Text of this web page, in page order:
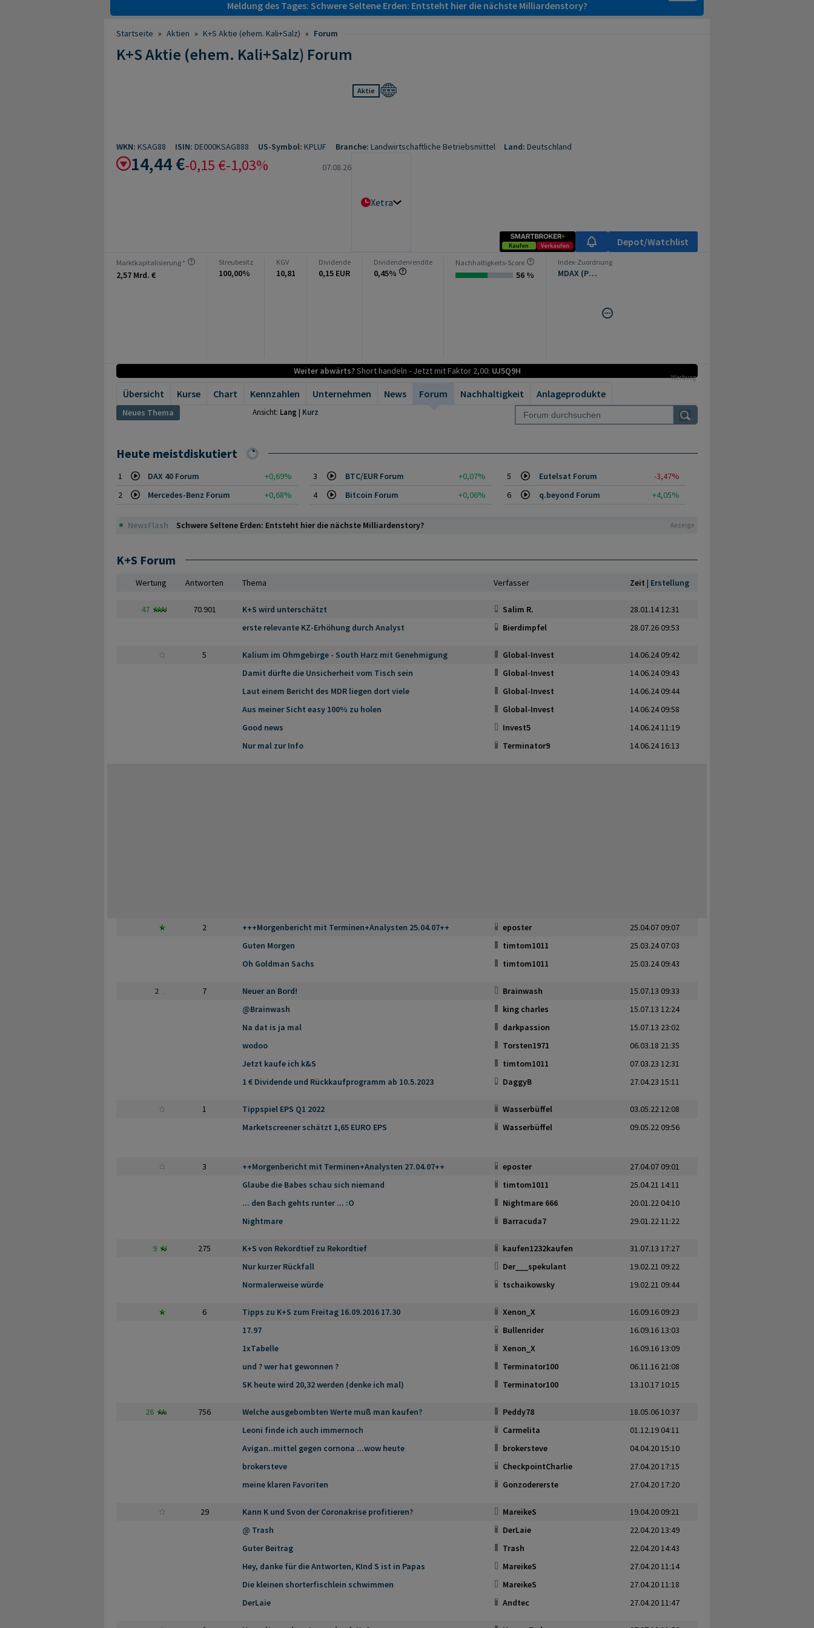
Meldung des Tages: Schwere Seltene Erden: Entsteht hier die nächste Milliardenstory?
Startseite » Aktien » K+S Aktie (ehem. Kali+Salz) » Forum
K+S Aktie (ehem. Kali+Salz) Forum
Aktie
WKN: KSAG88 ISIN: DE000KSAG888 US-Symbol: KPLUF Branche: Landwirtschaftliche Betriebsmittel Land: Deutschland
14,44 €-0,15 €-1,03% 07.08.26
Xetra
Kaufen Verkaufen Depot/Watchlist
Marktkapitalisierung *
2,57 Mrd. €
Streubesitz
100,00%
KGV
10,81
Dividende
0,15 EUR
Dividendenrendite
0,45%
Nachhaltigkeits-Score
56 %
Index-Zuordnung
MDAX (Performance)
Weiter abwärts?Short handeln - Jetzt mit Faktor 2,00: UJ5Q9H
Werbung
Übersicht Kurse Chart Kennzahlen Unternehmen News Forum Nachhaltigkeit Anlageprodukte
Neues Thema Ansicht: Lang | Kurz
Heute meistdiskutiert
1 DAX 40 Forum
+0,69%
2
Mercedes-Benz Forum +0,68%
3 BTC/EUR Forum
+0,07%
4
Bitcoin Forum +0,06%
5 Eutelsat Forum
-3,47%
6
q.beyond Forum +4,05%
NewsFlash Schwere Seltene Erden: Entsteht hier die nächste Milliardenstory? Anzeige
K+S Forum
Wertung Antworten Thema Verfasser Zeit | Erstellung
47 70.901 K+S wird unterschätzt Salim R.
28.01.14 12:31
erste relevante KZ-Erhöhung durch Analyst
Bierdimpfel 28.07.26 09:53
5 Kalium im Ohmgebirge - South Harz mit Genehmigung Global-Invest
14.06.24 09:42
Damit dürfte die Unsicherheit vom Tisch sein
Global-Invest
14.06.24 09:43
Laut einem Bericht des MDR liegen dort viele
Global-Invest
14.06.24 09:44
Aus meiner Sicht easy 100% zu holen
Global-Invest
14.06.24 09:58
Good news
Invest5
14.06.24 11:19
Nur mal zur Info
Terminator9 14.06.24 16:13
2 +++Morgenbericht mit Terminen+Analysten 25.04.07++ eposter
25.04.07 09:07
Guten Morgen
timtom1011
25.03.24 07:03
Oh Goldman Sachs
timtom1011 25.03.24 09:43
2 7 Neuer an Bord! Brainwash
15.07.13 09:33
@Brainwash
king charles
15.07.13 12:24
Na dat is ja mal
darkpassion
15.07.13 23:02
wodoo
Torsten1971
06.03.18 21:35
Jetzt kaufe ich k&S
timtom1011
07.03.23 12:31
1 € Dividende und Rückkaufprogramm ab 10.5.2023
DaggyB 27.04.23 15:11
1 Tippspiel EPS Q1 2022 Wasserbüffel
03.05.22 12:08
Marketscreener schätzt 1,65 EURO EPS
Wasserbüffel 09.05.22 09:56
3 ++Morgenbericht mit Terminen+Analysten 27.04.07++ eposter
27.04.07 09:01
Glaube die Babes schau sich niemand
timtom1011
25.04.21 14:11
... den Bach gehts runter ... :O
Nightmare 666
20.01.22 04:10
Nightmare
Barracuda7 29.01.22 11:22
9 275 K+S von Rekordtief zu Rekordtief kaufen1232kaufen
31.07.13 17:27
Nur kurzer Rückfall
Der___spekulant
19.02.21 09:22
Normalerweise würde
tschaikowsky 19.02.21 09:44
6 Tipps zu K+S zum Freitag 16.09.2016 17.30 Xenon_X
16.09.16 09:23
17.97
Bullenrider
16.09.16 13:03
1xTabelle
Xenon_X
16.09.16 13:09
und ? wer hat gewonnen ?
Terminator100
06.11.16 21:08
SK heute wird 20,32 werden (denke ich mal)
Terminator100 13.10.17 10:15
26 756 Welche ausgebombten Werte muß man kaufen? Peddy78
18.05.06 10:37
Leoni finde ich auch immernoch
Carmelita
01.12.19 04:11
Avigan..mittel gegen cornona ...wow heute
brokersteve
04.04.20 15:10
brokersteve
CheckpointCharlie
27.04.20 17:15
meine klaren Favoriten
Gonzodererste 27.04.20 17:20
29 Kann K und Svon der Coronakrise profitieren? MareikeS
19.04.20 09:21
@ Trash
DerLaie
22.04.20 13:49
Guter Beitrag
Trash
22.04.20 14:43
Hey, danke für die Antworten, KInd S ist in Papas
MareikeS
27.04.20 11:14
Die kleinen shorterfischlein schwimmen
MareikeS
27.04.20 11:18
DerLaie
Andtec 27.04.20 11:47